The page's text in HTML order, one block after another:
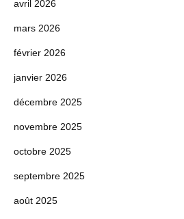
avril 2026
mars 2026
février 2026
janvier 2026
décembre 2025
novembre 2025
octobre 2025
septembre 2025
août 2025